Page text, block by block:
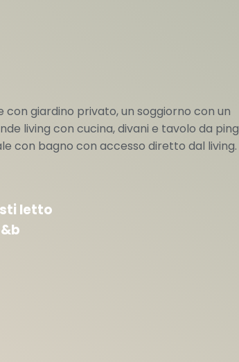
giardino privato, un soggiorno con un
living con cucina, divani e tavolo da ping
con bagno con accesso diretto dal living.
letto